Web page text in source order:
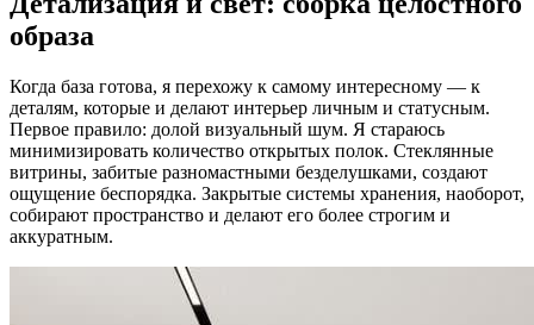
образа
Когда база готова, я перехожу к самому интересному — к
деталям, которые и делают интерьер личным и статусным.
Первое правило: долой визуальный шум. Я стараюсь
минимизировать количество открытых полок. Стеклянные
витрины, забитые разномастными безделушками, создают
ощущение беспорядка. Закрытые системы хранения, наоборот,
собирают пространство и делают его более строгим и
аккуратным.